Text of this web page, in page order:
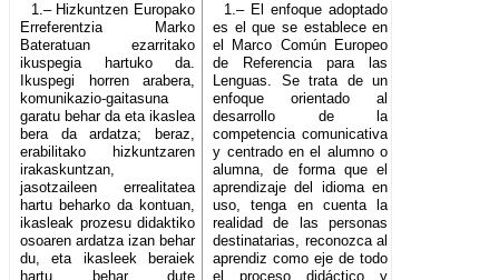
1.– Hizkuntzen Europako
Erreferentzia Marko
Bateratuan ezarritako
ikuspegia hartuko da.
Ikuspegi horren arabera,
komunikazio-gaitasuna
garatu behar da eta ikaslea
bera da ardatza; beraz,
erabilitako hizkuntzaren
irakaskuntzan,
jasotzaileen errealitatea
hartu beharko da kontuan,
ikasleak prozesu didaktiko
osoaren ardatza izan behar
du, eta ikasleek beraiek
hartu behar dute
1.– El enfoque adoptado
es el que se establece en
el Marco Común Europeo
de Referencia para las
Lenguas. Se trata de un
enfoque orientado al
desarrollo de la
competencia comunicativa
y centrado en el alumno o
alumna, de forma que el
aprendizaje del idioma en
uso, tenga en cuenta la
realidad de las personas
destinatarias, reconozca al
aprendiz como eje de todo
el proceso didáctico y